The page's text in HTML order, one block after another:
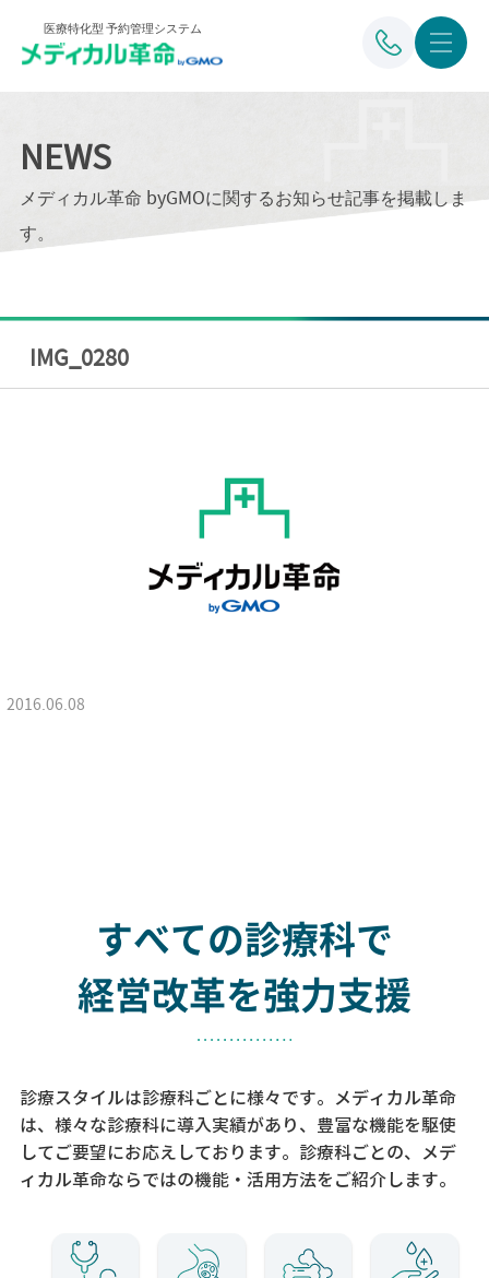
医療特化型 予約管理システム
NEWS
メディカル革命 byGMOに関するお知らせ記事を掲載しま
す。
IMG_0280
2016.06.08
すべての診療科で
経営改革を強力支援
診療スタイルは診療科ごとに様々です。メディカル革命
は、様々な診療科に導入実績があり、 豊富な機能を駆使
してご要望にお応えしております。 診療科ごとの、メデ
ィカル革命ならではの機能・活用方法をご紹介します。